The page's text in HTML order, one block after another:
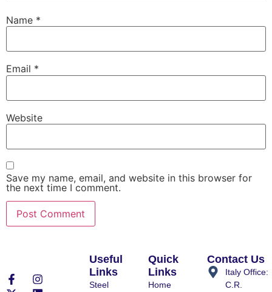
Name *
Email *
Website
Save my name, email, and website in this browser for
the next time I comment.
Useful
Links
Steel
Quick
Links
Home
Contact Us
Italy Office:
C.R.